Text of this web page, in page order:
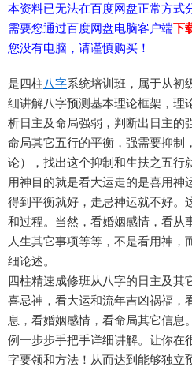
本资料已无法在百度网盘正常方式
需要您通过百度网盘电脑客户端下
您没有电脑，请谨慎购买！
是四柱八字系统培训班，属于从初
细讲解八字预测基本理论框架，理
析日主及命局强弱，判断出日主的
命局其它五行的平衡，强需要抑制
论），找出这个抑制和生扶之五行
用神目的就是看大运走的是喜用神
得到平衡就好，走忌神运就不好。
和过程。当然，看婚姻感情，看从
人生其它事项等等，不是看用神，
细论述。
四柱精速成修班从八字的日主及其
喜忌神，看大运和流年吉凶祸福，
息，看婚姻感情，看命局其它信息
例一步步手把手详细讲解。让你在
字要领和方法！从而达到能够独立